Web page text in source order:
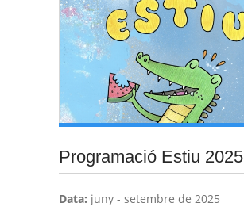
Programació Estiu 2025
Data: juny - setembre de 2025